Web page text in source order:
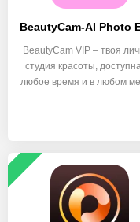
BeautyCam VIP – твоя
студия красоты,
любое время и в любом